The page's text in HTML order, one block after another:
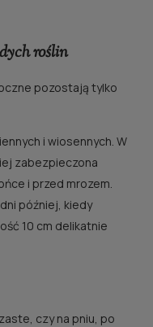
roślin
pozostają tylko
i wiosennych. W
zabezpieczona
i przed mrozem.
później, kiedy
10 cm delikatnie
czy na pniu, po